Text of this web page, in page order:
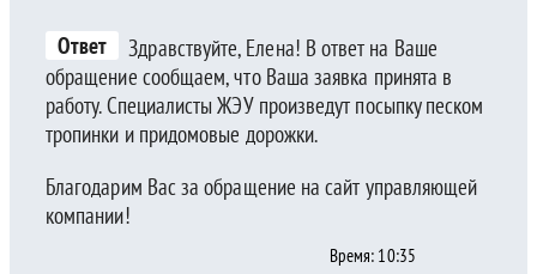
Ответ
Здравствуйте, Елена! В ответ на Ваше
обращение сообщаем, что Ваша заявка принята в
работу. Специалисты ЖЭУ произведут посыпку песком
тропинки и придомовые дорожки.
Благодарим Вас за обращение на сайт управляющей
компании!
Время: 10:35